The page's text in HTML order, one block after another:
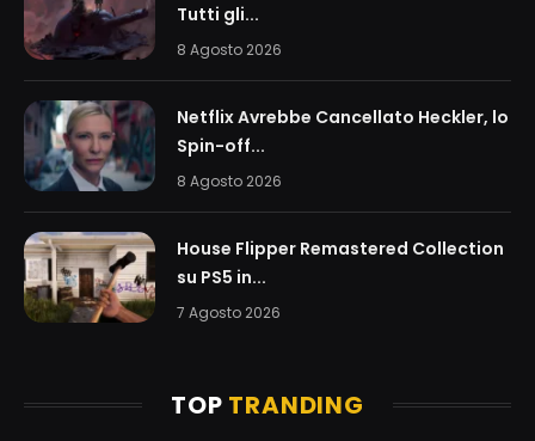
Tutti gli...
8 Agosto 2026
Netflix Avrebbe Cancellato Heckler, lo
Spin-off...
8 Agosto 2026
House Flipper Remastered Collection
su PS5 in...
7 Agosto 2026
TOP TRANDING